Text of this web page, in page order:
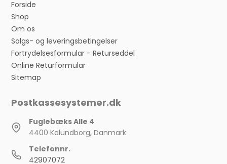
Forside
Shop
Om os
Salgs- og leveringsbetingelser
Fortrydelsesformular - Returseddel
Online Returformular
Sitemap
Postkassesystemer.dk
Fuglebæks Alle 4
4400 Kalundborg, Danmark
Telefonnr.
42907072